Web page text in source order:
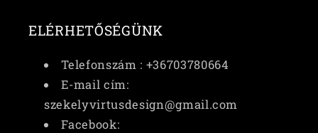
ELÉRHETŐSÉGÜNK
Telefonszám : +36703780664
E-mail cím:
szekelyvirtusdesign@gmail.com
Facebook: